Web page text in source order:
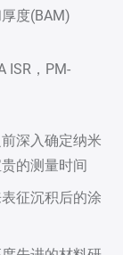
度(BAM)
ISR，PM-
深入确定纳米
的测量时间
征沉积后的涂